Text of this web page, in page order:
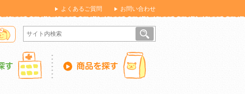
よくあるご質問 お問い合わせ